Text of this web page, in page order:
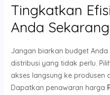
Tingkatkan
Anda
Jangan biarkan budget
distribusi yang tidak perlu.
akses langsung ke produsen
Dapatkan penawaran harga